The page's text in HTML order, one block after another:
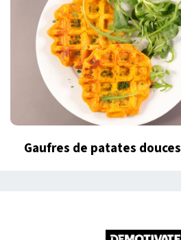
Gaufres de patates douces